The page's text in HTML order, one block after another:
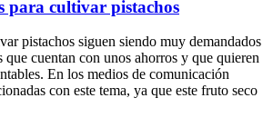
para cultivar pistachos
pistachos siguen siendo muy demandados
que cuentan con unos ahorros y que quieren
En los medios de comunicación
con este tema, ya que este fruto seco